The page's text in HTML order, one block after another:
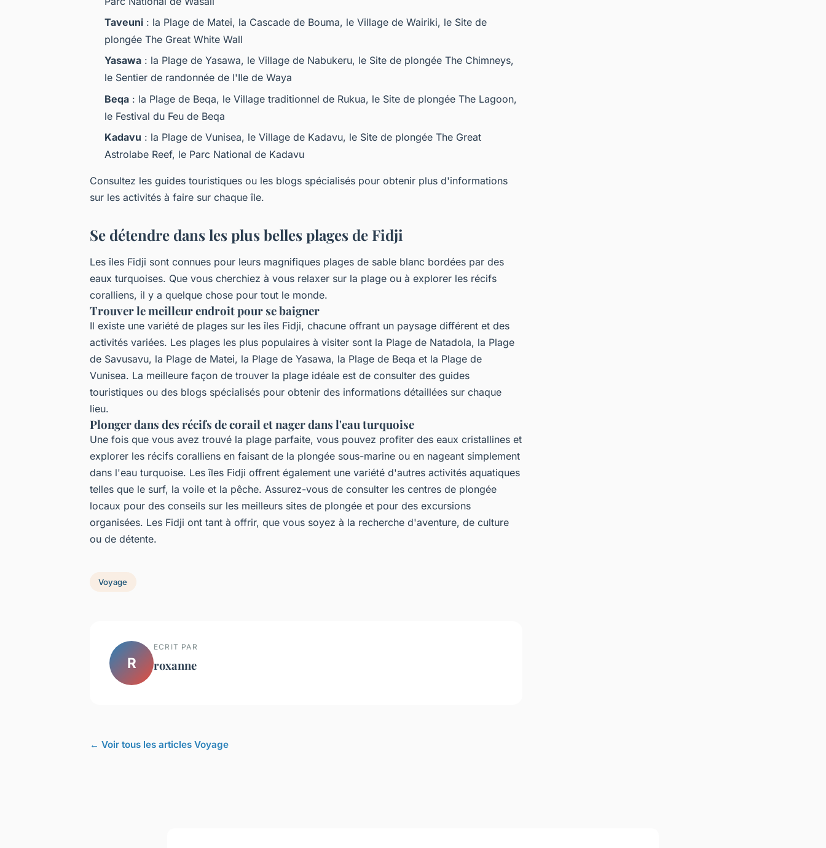
Taveuni : la Plage de Matei, la Cascade de Bouma, le Village de Wairiki, le Site de
plongée The Great White Wall
Yasawa : la Plage de Yasawa, le Village de Nabukeru, le Site de plongée The Chimneys,
le Sentier de randonnée de l'Ile de Waya
Beqa : la Plage de Beqa, le Village traditionnel de Rukua, le Site de plongée The Lagoon,
le Festival du Feu de Beqa
Kadavu : la Plage de Vunisea, le Village de Kadavu, le Site de plongée The Great
Astrolabe Reef, le Parc National de Kadavu
Consultez les guides touristiques ou les blogs spécialisés pour obtenir plus d'informations
sur les activités à faire sur chaque île.
Se détendre dans les plus belles plages de Fidji
Les îles Fidji sont connues pour leurs magnifiques plages de sable blanc bordées par des
eaux turquoises. Que vous cherchiez à vous relaxer sur la plage ou à explorer les récifs
coralliens, il y a quelque chose pour tout le monde.
Trouver le meilleur endroit pour se baigner
Il existe une variété de plages sur les îles Fidji, chacune offrant un paysage différent et des
activités variées. Les plages les plus populaires à visiter sont la Plage de Natadola, la Plage
de Savusavu, la Plage de Matei, la Plage de Yasawa, la Plage de Beqa et la Plage de
Vunisea. La meilleure façon de trouver la plage idéale est de consulter des guides
touristiques ou des blogs spécialisés pour obtenir des informations détaillées sur chaque
lieu.
Plonger dans des récifs de corail et nager dans l'eau turquoise
Une fois que vous avez trouvé la plage parfaite, vous pouvez profiter des eaux cristallines et
explorer les récifs coralliens en faisant de la plongée sous-marine ou en nageant simplement
dans l'eau turquoise. Les îles Fidji offrent également une variété d'autres activités aquatiques
telles que le surf, la voile et la pêche. Assurez-vous de consulter les centres de plongée
locaux pour des conseils sur les meilleurs sites de plongée et pour des excursions
organisées. Les Fidji ont tant à offrir, que vous soyez à la recherche d'aventure, de culture
ou de détente.
Voyage
R
ECRIT PAR
roxanne
← Voir tous les articles Voyage